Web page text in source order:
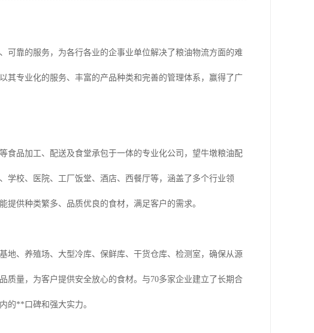
靠的服务，为各行各业的企事业单位解决了粮油物流方面的难
专业化的服务、丰富的产品种类和完善的管理体系，赢得了广
食品加工、配送及食堂承包于一体的专业化公司，望牛墩粮油配
学校、医院、工厂饭堂、酒店、西餐厅等，涵盖了多个行业领
供种类繁多、品质优良的食材，满足客户的需求。
地、养殖场、大型冷库、保鲜库、干货仓库、检测室，确保从源
质量，为客户提供安全放心的食材。与70多家企业建立了长期合
的**口碑和强大实力。